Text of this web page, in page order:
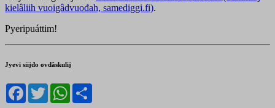
kielâliih vuoigâdvuođah, samediggi.fi).
Pyeripuáttim!
Jyevi siijđo ovdâskulij
Facebook
TwitterWhatsApp